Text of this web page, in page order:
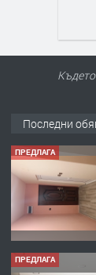
Последни
ПРЕДЛАГА